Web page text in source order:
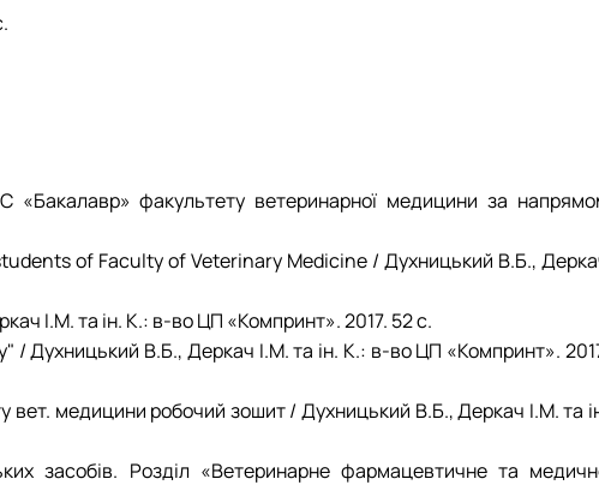
«Бакалавр» факультету ветеринарної медицини за
of Faculty of Veterinary Medicine / Духницький В.Б.,
І.М. та ін. К.: в-во ЦП «Компринт». 2017. 52 с.
В.Б., Деркач І.М. та ін. К.: в-во ЦП «Компринт».
вет. медицини робочий зошит / Духницький В.Б., Деркач І.М. та
засобів. Розділ «Ветеринарне фармацевтичне та